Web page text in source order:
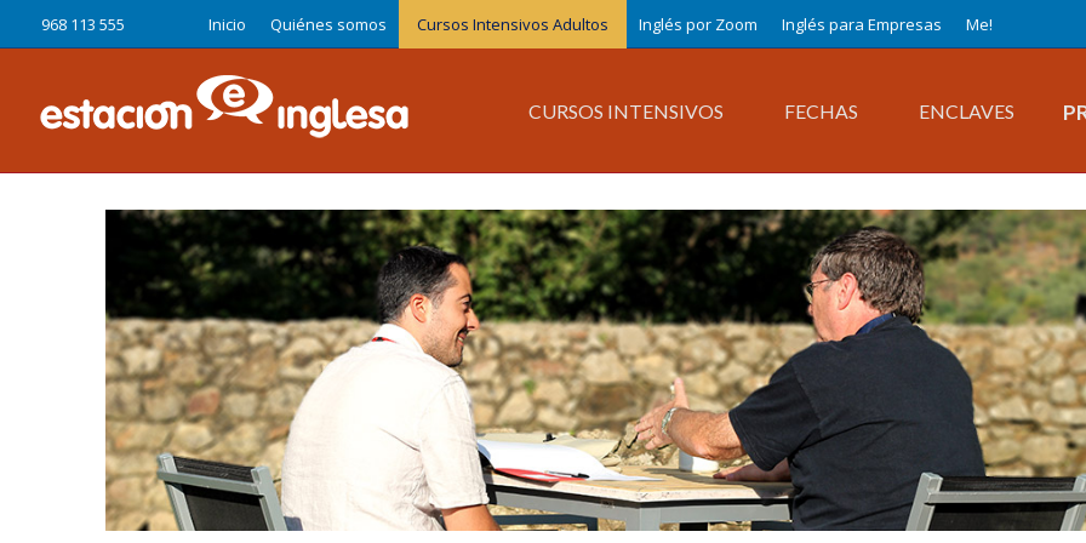
968 113 555 Inicio Quiénes somos Cursos Intensivos Adultos Inglés por Zoom Inglés para Empresas Me!
CURSOS INTENSIVOS FECHAS ENCLAVES